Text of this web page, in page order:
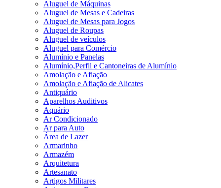
Aluguel de Máquinas
Aluguel de Mesas e Cadeiras
Aluguel de Mesas para Jogos
Aluguel de Roupas
Aluguel de veículos
Aluguel para Comércio
Alumínio e Panelas
Alumínio,Perfil e Cantoneiras de Alumínio
Amolação e Afiação
Amolação e Afiação de Alicates
Antiquário
Aparelhos Auditivos
Aquário
Ar Condicionado
Ar para Auto
Área de Lazer
Armarinho
Armazém
Arquitetura
Artesanato
Artigos Militares